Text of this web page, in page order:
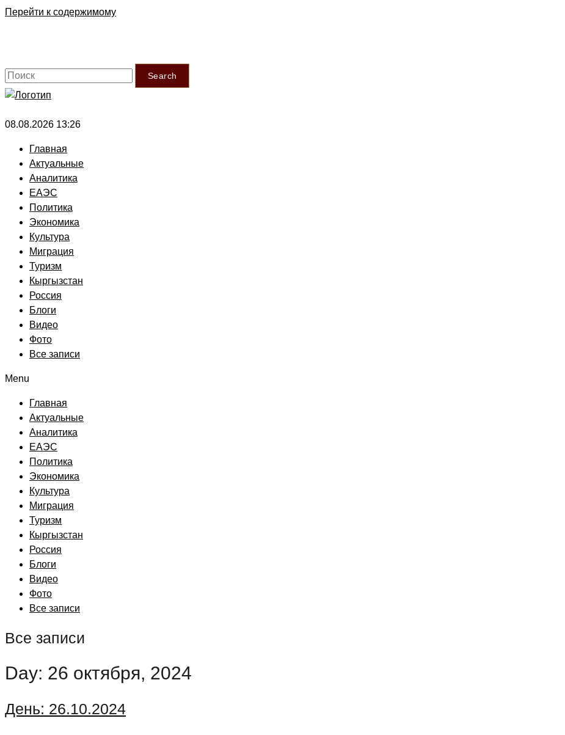
Перейти к содержимому
Search
08.08.2026 13:26
Главная
Актуальные
Аналитика
ЕАЭС
Политика
Экономика
Культура
Миграция
Туризм
Кыргызстан
Россия
Блоги
Видео
Фото
Все записи
Menu
Главная
Актуальные
Аналитика
ЕАЭС
Политика
Экономика
Культура
Миграция
Туризм
Кыргызстан
Россия
Блоги
Видео
Фото
Все записи
Все записи
Day: 26 октября, 2024
День: 26.10.2024